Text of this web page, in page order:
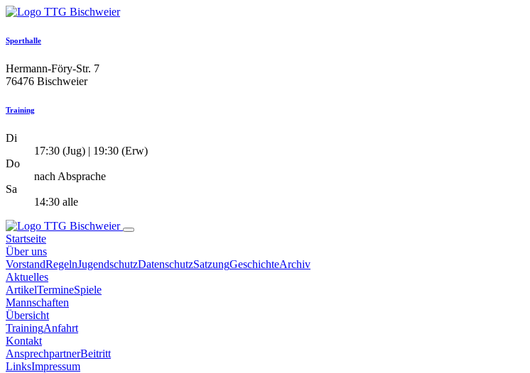
Sporthalle
Hermann-Föry-Str. 7
76476 Bischweier
Training
Di
17:30 (Jug) | 19:30 (Erw)
Do
nach Absprache
Sa
14:30 alle
Startseite
Über uns
VorstandRegelnJugendschutzDatenschutzSatzungGeschichteArchiv
Aktuelles
ArtikelTermineSpiele
Mannschaften
Übersicht
TrainingAnfahrt
Kontakt
AnsprechpartnerBeitritt
LinksImpressum